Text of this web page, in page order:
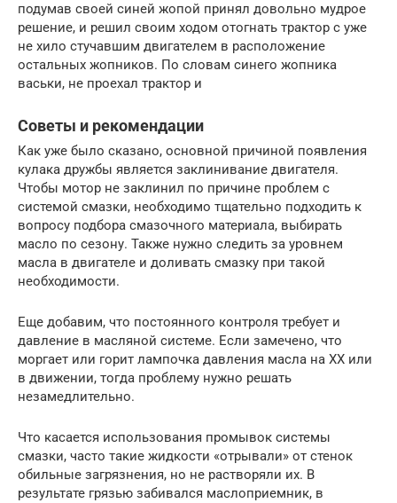
подумав своей синей жопой принял довольно мудрое
решение, и решил своим ходом отогнать трактор с уже
не хило стучавшим двигателем в расположение
остальных жопников. По словам синего жопника
васьки, не проехал трактор и
Советы и рекомендации
Как уже было сказано, основной причиной появления
кулака дружбы является заклинивание двигателя.
Чтобы мотор не заклинил по причине проблем с
системой смазки, необходимо тщательно подходить к
вопросу подбора смазочного материала, выбирать
масло по сезону. Также нужно следить за уровнем
масла в двигателе и доливать смазку при такой
необходимости.
Еще добавим, что постоянного контроля требует и
давление в масляной системе. Если замечено, что
моргает или горит лампочка давления масла на ХХ или
в движении, тогда проблему нужно решать
незамедлительно.
Что касается использования промывок системы
смазки, часто такие жидкости «отрывали» от стенок
обильные загрязнения, но не растворяли их. В
результате грязью забивался маслоприемник, в